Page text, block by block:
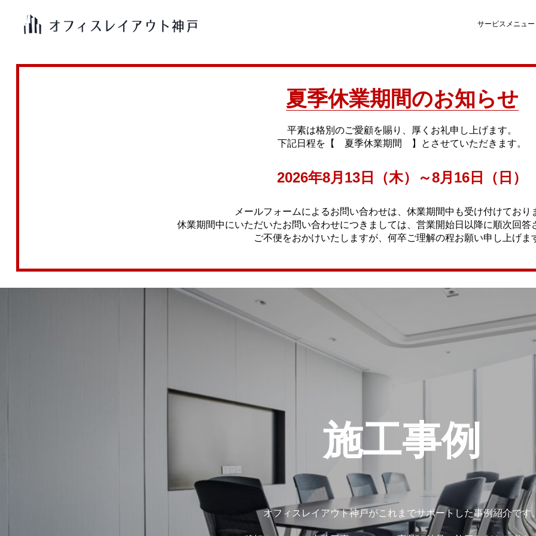
サービスメニュー
夏季休業期間のお知らせ
平素は格別のご愛顧を賜り、厚くお礼申し上げます。
下記日程を【 夏季休業期間 】とさせていただきます。
2026年8月13日（木）～8月16日（日）
メールフォームによるお問い合わせは、休業期間中も受け付けており
休業期間中にいただいたお問い合わせにつきましては、営業開始日以降に順次回答
ご不便をおかけいたしますが、何卒ご理解の程お願い申し上げま
施工事例
オフィスレイアウト神戸がこれまでサポートした事例紹介です